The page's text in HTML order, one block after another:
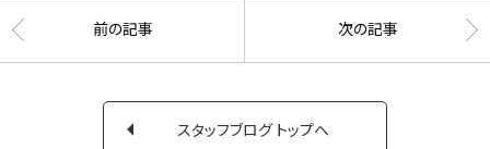
前の記事 次の記事
スタッフブログ トップへ